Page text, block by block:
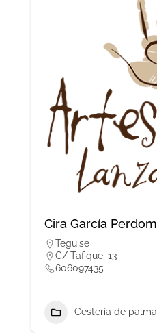
Cira García
Teguise
C/ Tafique, 13
606097435
Cestería de palma